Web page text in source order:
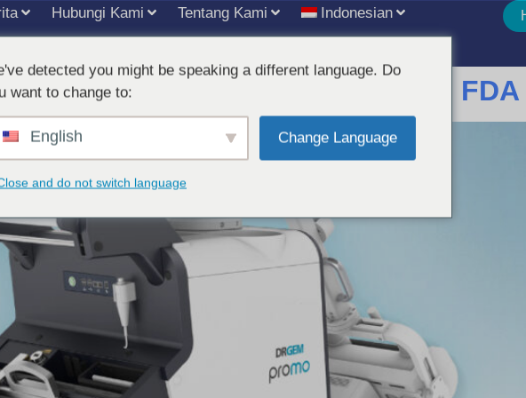
Hubungi Kami Tentang Kami Indonesian
dari PROMO Mencapai Izin FDA
detected you might be speaking a different language. Do
want to change to:
English Change Language
and do not switch language